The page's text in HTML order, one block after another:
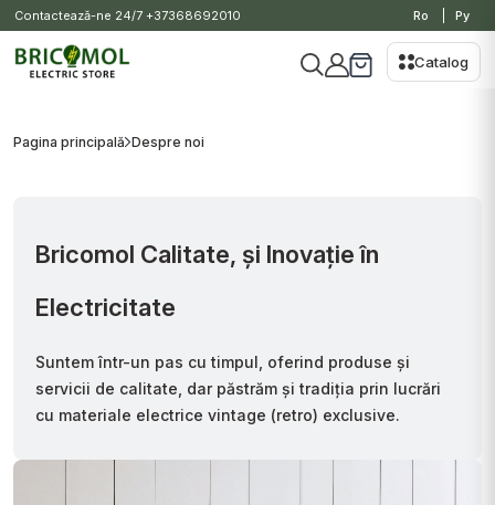
Contactează-ne 24/7 +37368692010 Ro Ру
Catalog
Pagina principală Despre noi
Bricomol Calitate, și Inovație în
Electricitate
Suntem într-un pas cu timpul, oferind produse și
servicii de calitate, dar păstrăm și tradiția prin lucrări
cu materiale electrice vintage (retro) exclusive.